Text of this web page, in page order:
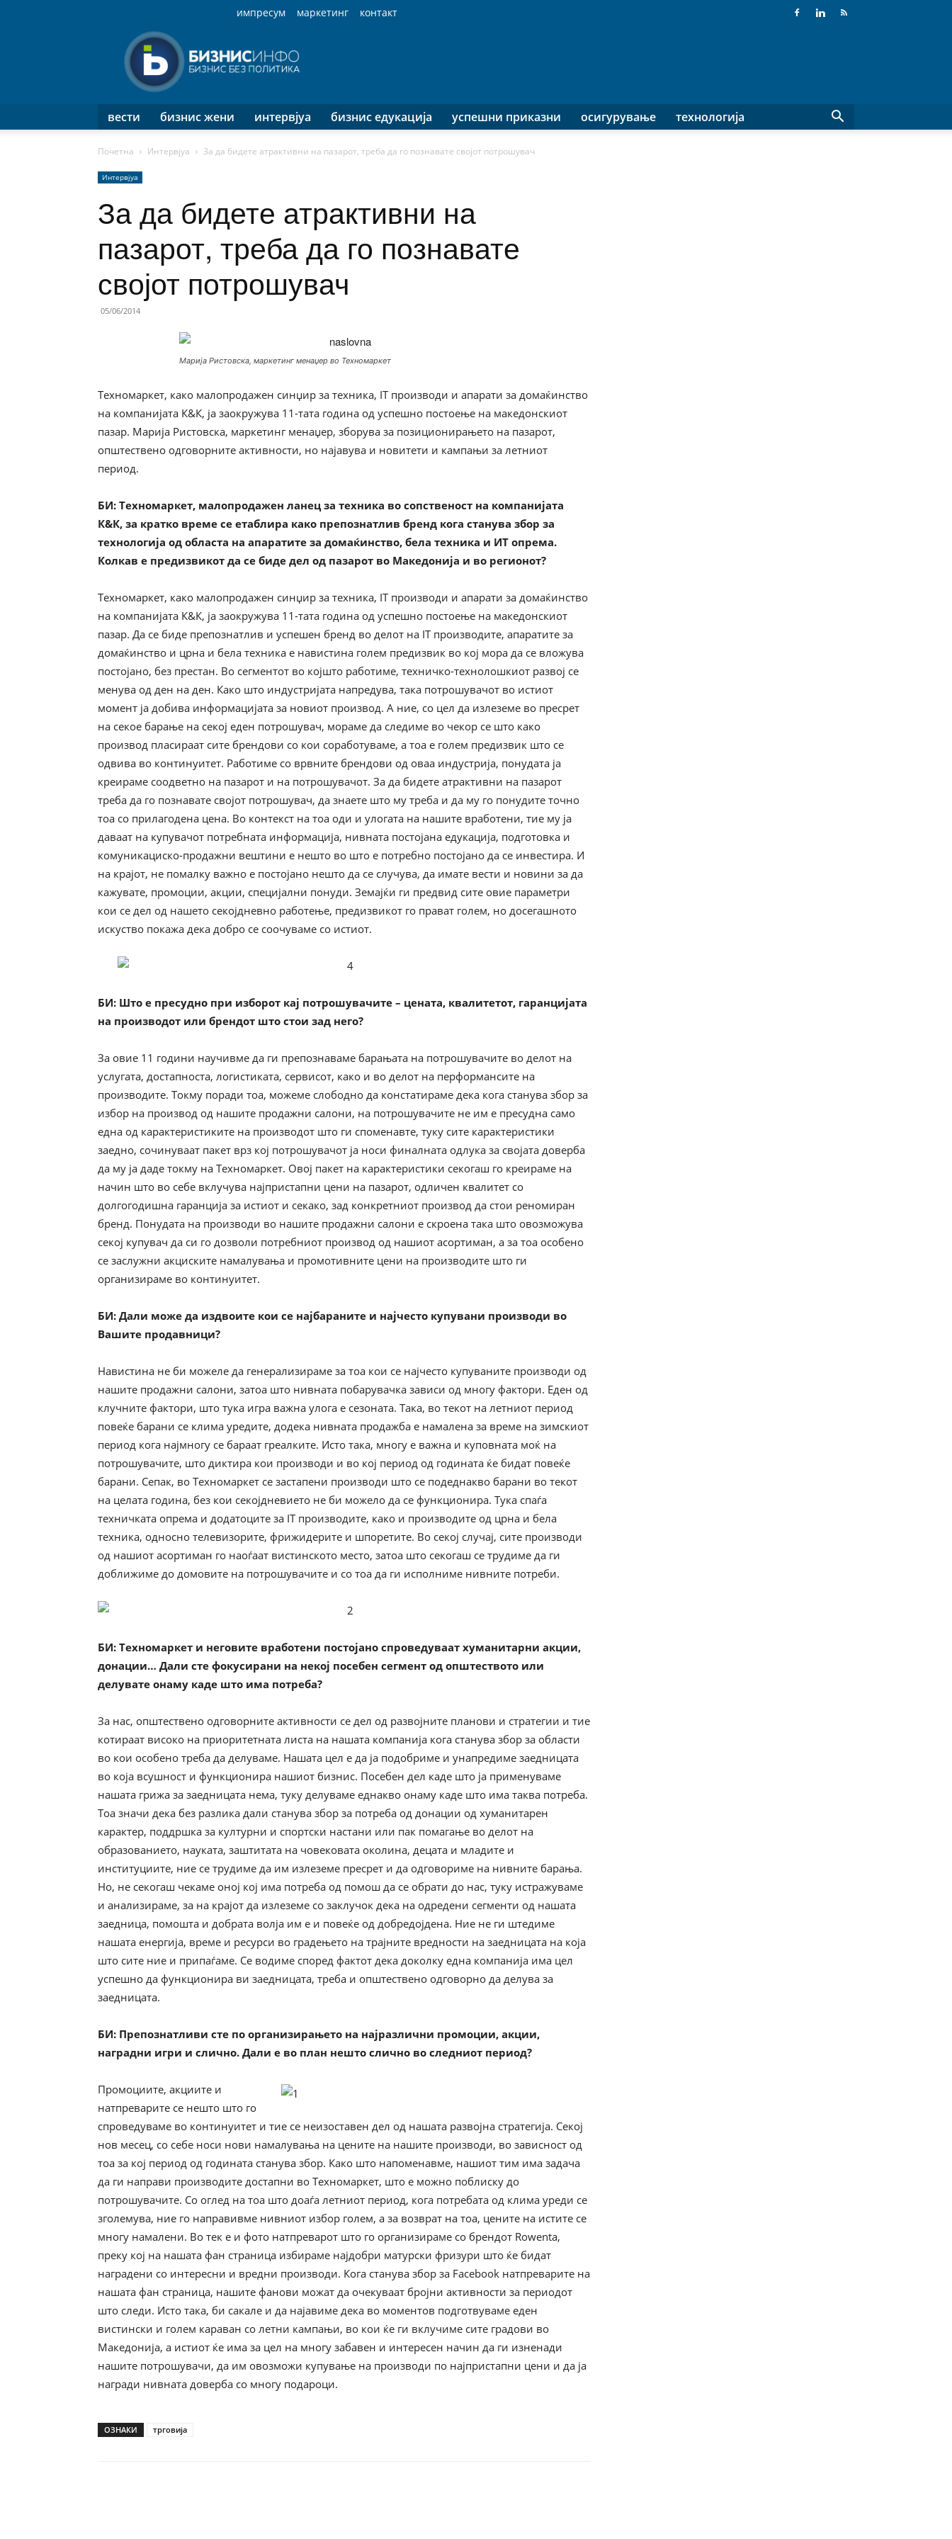
импресум маркетинг
контакт
Инфо
вести бизнис жени интервјуа бизнис едукација успешни приказни осигурување технологија
Почетна Интервјуа За да бидете атрактивни на пазарот, треба да го познавате својот потрошувач
Интервјуа
За да бидете атрактивни на
пазарот, треба да го познавате
својот потрошувач
05/06/2014
Марија Ристовска, маркетинг менаџер во Техномаркет
Техномаркет, како малопродажен синџир за техника, IT производи и апарати за домаќинство
на компанијата К&К, ја заокружува 11-тата година од успешно постоење на македонскиот
пазар. Марија Ристовска, маркетинг менаџер, зборува за позиционирањето на пазарот,
општествено одговорните активности, но најавува и новитети и кампањи за летниот
период.
БИ: Техномаркет, малопродажен ланец за техника во сопственост на компанијата
К&К, за кратко време се етаблира како препознатлив бренд кога станува збор за
технологија од областа на апаратите за домаќинство, бела техника и ИТ опрема.
Колкав е предизвикот да се биде дел од пазарот во Македонија и во регионот?
Техномаркет, како малопродажен синџир за техника, IT производи и апарати за домаќинство
на компанијата К&К, ја заокружува 11-тата година од успешно постоење на македонскиот
пазар. Да се биде препознатлив и успешен бренд во делот на IT производите, апаратите за
домаќинство и црна и бела техника е навистина голем предизвик во кој мора да се вложува
постојано, без престан. Во сегментот во којшто работиме, техничко-технолошкиот развој се
менува од ден на ден. Како што индустријата напредува, така потрошувачот во истиот
момент ја добива информацијата за новиот производ. А ние, со цел да излеземе во пресрет
на секое барање на секој еден потрошувач, мораме да следиме во чекор се што како
производ пласираат сите брендови со кои соработуваме, а тоа е голем предизвик што се
одвива во континуитет. Работиме со врвните брендови од оваа индустрија, понудата ја
креираме соодветно на пазарот и на потрошувачот. За да бидете атрактивни на пазарот
треба да го познавате својот потрошувач, да знаете што му треба и да му го понудите точно
тоа со прилагодена цена. Во контекст на тоа оди и улогата на нашите вработени, тие му ја
даваат на купувачот потребната информација, нивната постојана едукација, подготовка и
комуникациско-продажни вештини е нешто во што е потребно постојано да се инвестира. И
на крајот, не помалку важно е постојано нешто да се случува, да имате вести и новини за да
кажувате, промоции, акции, специјални понуди. Земајќи ги предвид сите овие параметри
кои се дел од нашето секојдневно работење, предизвикот го прават голем, но досегашното
искуство покажа дека добро се соочуваме со истиот.
БИ: Што е пресудно при изборот кај потрошувачите – цената, квалитетот, гаранцијата
на производот или брендот што стои зад него?
За овие 11 години научивме да ги препознаваме барањата на потрошувачите во делот на
услугата, достапноста, логистиката, сервисот, како и во делот на перформансите на
производите. Токму поради тоа, можеме слободно да констатираме дека кога станува збор за
избор на производ од нашите продажни салони, на потрошувачите не им е пресудна само
една од карактеристиките на производот што ги споменавте, туку сите карактеристики
заедно, сочинуваат пакет врз кој потрошувачот ја носи финалната одлука за својата доверба
да му ја даде токму на Техномаркет. Овој пакет на карактеристики секогаш го креираме на
начин што во себе вклучува најпристапни цени на пазарот, одличен квалитет со
долгогодишна гаранција за истиот и секако, зад конкретниот производ да стои реномиран
бренд. Понудата на производи во нашите продажни салони е скроена така што овозможува
секој купувач да си го дозволи потребниот производ од нашиот асортиман, а за тоа особено
се заслужни акциските намалувања и промотивните цени на производите што ги
организираме во континуитет.
БИ: Дали може да издвоите кои се најбараните и најчесто купувани производи во
Вашите продавници?
Навистина не би можеле да генерализираме за тоа кои се најчесто купуваните производи од
нашите продажни салони, затоа што нивната побарувачка зависи од многу фактори. Еден од
клучните фактори, што тука игра важна улога е сезоната. Така, во текот на летниот период
повеќе барани се клима уредите, додека нивната продажба е намалена за време на зимскиот
период кога најмногу се бараат греалките. Исто така, многу е важна и куповната моќ на
потрошувачите, што диктира кои производи и во кој период од годината ќе бидат повеќе
барани. Сепак, во Техномаркет се застапени производи што се подеднакво барани во текот
на целата година, без кои секојдневието не би можело да се функционира. Тука спаѓа
техничката опрема и додатоците за IT производите, како и производите од црна и бела
техника, односно телевизорите, фрижидерите и шпоретите. Во секој случај, сите производи
од нашиот асортиман го наоѓаат вистинското место, затоа што секогаш се трудиме да ги
доближиме до домовите на потрошувачите и со тоа да ги исполниме нивните потреби.
БИ: Техномаркет и неговите вработени постојано спроведуваат хуманитарни акции,
донации… Дали сте фокусирани на некој посебен сегмент од општеството или
делувате онаму каде што има потреба?
За нас, општествено одговорните активности се дел од развојните планови и стратегии и тие
котираат високо на приоритетната листа на нашата компанија кога станува збор за области
во кои особено треба да делуваме. Нашата цел е да ја подобриме и унапредиме заедницата
во која всушност и функционира нашиот бизнис. Посебен дел каде што ја применуваме
нашата грижа за заедницата нема, туку делуваме еднакво онаму каде што има таква потреба.
Тоа значи дека без разлика дали станува збор за потреба од донации од хуманитарен
карактер, поддршка за културни и спортски настани или пак помагање во делот на
образованието, науката, заштитата на човековата околина, децата и младите и
институциите, ние се трудиме да им излеземе пресрет и да одговориме на нивните барања.
Но, не секогаш чекаме оној кој има потреба од помош да се обрати до нас, туку истражуваме
и анализираме, за на крајот да излеземе со заклучок дека на одредени сегменти од нашата
заедница, помошта и добрата волја им е и повеќе од добредојдена. Ние не ги штедиме
нашата енергија, време и ресурси во градењето на трајните вредности на заедницата на која
што сите ние и припаѓаме. Се водиме според фактот дека доколку една компанија има цел
успешно да функционира ви заедницата, треба и општествено одговорно да делува за
заедницата.
БИ: Препознатливи сте по организирањето на најразлични промоции, акции,
наградни игри и слично. Дали е во план нешто слично во следниот период?
Промоциите, акциите и
натпреварите се нешто што го
спроведуваме во континуитет и тие се неизоставен дел од нашата развојна стратегија. Секој
нов месец, со себе носи нови намалувања на цените на нашите производи, во зависност од
тоа за кој период од годината станува збор. Како што напоменавме, нашиот тим има задача
да ги направи производите достапни во Техномаркет, што е можно поблиску до
потрошувачите. Со оглед на тоа што доаѓа летниот период, кога потребата од клима уреди се
зголемува, ние го направивме нивниот избор голем, а за возврат на тоа, цените на истите се
многу намалени. Во тек е и фото натпреварот што го организираме со брендот Rowenta,
преку кој на нашата фан страница избираме најдобри матурски фризури што ќе бидат
наградени со интересни и вредни производи. Кога станува збор за Facebook натпреварите на
нашата фан страница, нашите фанови можат да очекуваат бројни активности за периодот
што следи. Исто така, би сакале и да најавиме дека во моментов подготвуваме еден
вистински и голем караван со летни кампањи, во кои ќе ги вклучиме сите градови во
Македонија, а истиот ќе има за цел на многу забавен и интересен начин да ги изненади
нашите потрошувачи, да им овозможи купување на производи по најпристапни цени и да ја
награди нивната доверба со многу подароци.
ОЗНАКИ трговија